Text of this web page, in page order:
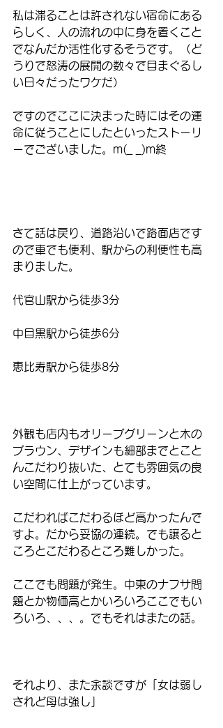
私は滞ることは許されない宿命にある
らしく、人の流れの中に身を置くこと
でなんだか活性化するそうです。（ど
うりで怒涛の展開の数々で目まぐるし
い日々だったワケだ）
ですのでここに決まった時にはその運
命に従うことにしたといったストーリ
ーでございました。m(_ _)m終
さて話は戻り、道路沿いで路面店です
ので車でも便利、駅からの利便性も高
まりました。
代官山駅から徒歩3分
中目黒駅から徒歩6分
恵比寿駅から徒歩8分
外観も店内もオリーブグリーンと木の
ブラウン、デザインも細部までとこと
んこだわり抜いた、とても雰囲気の良
い空間に仕上がっています。
こだわればこだわるほど高かったんで
すよ。だから妥協の連続。でも譲ると
ころとこだわるところ難しかった。
ここでも問題が発生。中東のナフサ問
題とか物価高とかいろいろここでもい
ろいろ、、、。でもそれはまたの話。
それより、また余談ですが「女は弱し
されど母は強し」